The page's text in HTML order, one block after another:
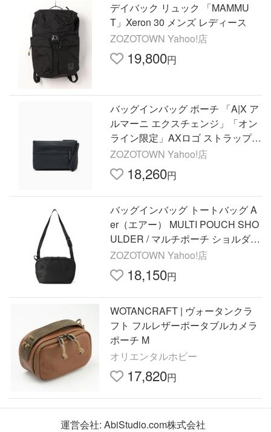
デイバック リュック 「MAMMU
T」Xeron 30 メンズ レディース
ZOZOTOWN Yahoo!店
19,800円
バッグインバッグ ポーチ 「A|X ア
ルマーニ エクスチェンジ」「オン
ライン限定」AXロゴ ストラップ付
き リストレットケース/ポーチ メ
ンズ
ZOZOTOWN Yahoo!店
18,260円
バッグインバッグ トートバッグ A
er（エアー） MULTI POUCH SHO
ULDER / マルチポーチ ショルダー
バッグ メンズ レディース
ZOZOTOWN Yahoo!店
18,150円
WOTANCRAFT | ヴォータンクラ
フト フルレザーポータブルカメラ
ポーチ M
オリエンタルホビー
17,820円
運営会社: AbiStudio.com株式会社